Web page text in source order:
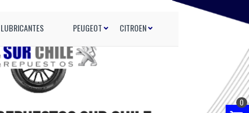
LUBRICANTES PEUGEOT CITROEN
0